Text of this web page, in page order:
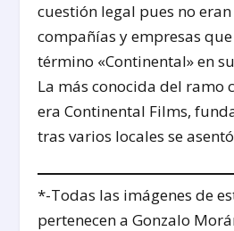
cuestión legal pues no
compañías y empresas
término «Continental» en
La más conocida del ramo
era Continental Films,
tras varios locales se
*-Todas las imágenes de
pertenecen a Gonzalo